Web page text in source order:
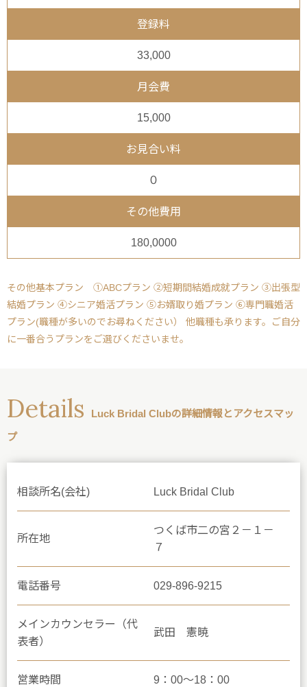
登録料
33,000
月会費
15,000
お見合い料
０
その他費用
180,0000
その他基本プラン ①ABCプラン ②短期間結婚成就プラン ③出張型
結婚プラン ④シニア婚活プラン ⑤お婿取り婚プラン ⑥専門職婚活
プラン(職種が多いのでお尋ねください） 他職種も承ります。ご自分
に一番合うプランをご選びくださいませ。
Details
Luck Bridal Clubの詳細情報とアクセスマッ
プ
相談所名(会社) Luck Bridal Club
所在地
つくば市二の宮２－１－
７
電話番号 029-896-9215
メインカウンセラー（代
表者）
武田 憲暁
営業時間 9：00～18：00